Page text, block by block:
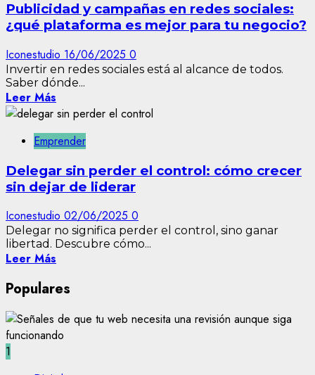
Publicidad y campañas en redes sociales:
¿qué plataforma es mejor para tu negocio?
Iconestudio 16/06/2025 0
Invertir en redes sociales está al alcance de todos.
Saber dónde...
Leer Más
Emprender
Delegar sin perder el control: cómo crecer
sin dejar de liderar
Iconestudio 02/06/2025 0
Delegar no significa perder el control, sino ganar
libertad. Descubre cómo...
Leer Más
Populares
1